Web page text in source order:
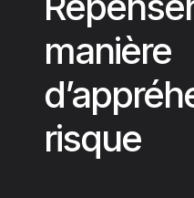
manière
risque